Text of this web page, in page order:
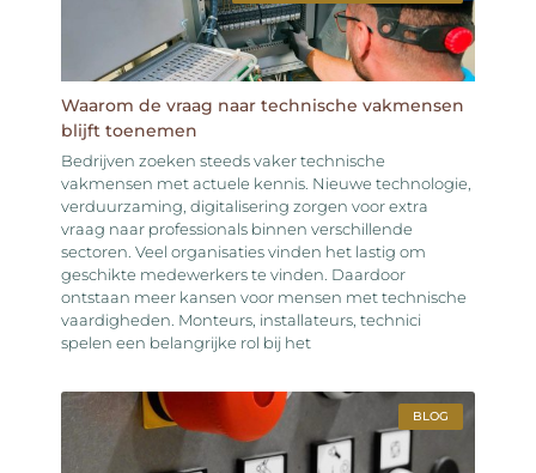
Waarom de vraag naar technische vakmensen
blijft toenemen
Bedrijven zoeken steeds vaker technische
vakmensen met actuele kennis. Nieuwe technologie,
verduurzaming, digitalisering zorgen voor extra
vraag naar professionals binnen verschillende
sectoren. Veel organisaties vinden het lastig om
geschikte medewerkers te vinden. Daardoor
ontstaan meer kansen voor mensen met technische
vaardigheden. Monteurs, installateurs, technici
spelen een belangrijke rol bij het
BLOG